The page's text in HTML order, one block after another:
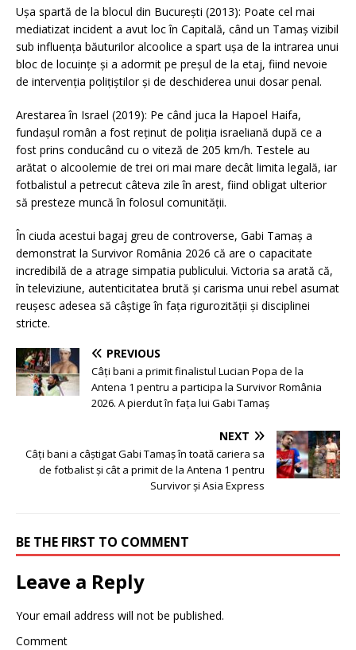
Ușa spartă de la blocul din București (2013): Poate cel mai
mediatizat incident a avut loc în Capitală, când un Tamaș vizibil
sub influența băuturilor alcoolice a spart ușa de la intrarea unui
bloc de locuințe și a adormit pe preșul de la etaj, fiind nevoie
de intervenția polițiștilor și de deschiderea unui dosar penal.
Arestarea în Israel (2019): Pe când juca la Hapoel Haifa,
fundașul român a fost reținut de poliția israeliană după ce a
fost prins conducând cu o viteză de 205 km/h. Testele au
arătat o alcoolemie de trei ori mai mare decât limita legală, iar
fotbalistul a petrecut câteva zile în arest, fiind obligat ulterior
să presteze muncă în folosul comunității.
În ciuda acestui bagaj greu de controverse, Gabi Tamaș a
demonstrat la Survivor România 2026 că are o capacitate
incredibilă de a atrage simpatia publicului. Victoria sa arată că,
în televiziune, autenticitatea brută și carisma unui rebel asumat
reușesc adesea să câștige în fața rigurozității și disciplinei
stricte.
PREVIOUS
Câți bani a primit finalistul Lucian Popa de la
Antena 1 pentru a participa la Survivor România
2026. A pierdut în fața lui Gabi Tamaș
NEXT
Câți bani a câștigat Gabi Tamaș în toată cariera sa
de fotbalist și cât a primit de la Antena 1 pentru
Survivor și Asia Express
BE THE FIRST TO COMMENT
Leave a Reply
Your email address will not be published.
Comment